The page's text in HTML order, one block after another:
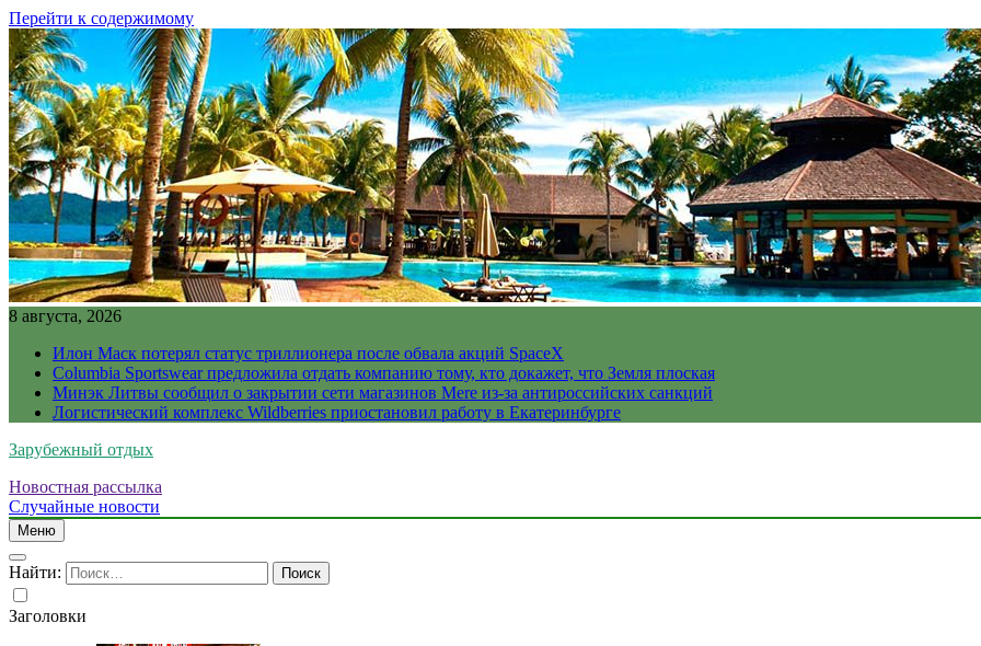
Перейти к содержимому
8 августа, 2026
Илон Маск потерял статус триллионера после обвала акций SpaceX
Columbia Sportswear предложила отдать компанию тому, кто докажет, что Земля плоская
Минэк Литвы сообщил о закрытии сети магазинов Mere из-за антироссийских санкций
Логистический комплекс Wildberries приостановил работу в Екатеринбурге
Зарубежный отдых
Новостная рассылка
Случайные новости
Меню
Найти:
Заголовки